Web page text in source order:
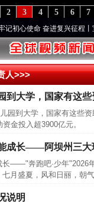
7
6
5
4
3
2
使命 奋进复兴征程丨宝塔
人>>>
到大学，国家有这些
到大学，国家有这些
资金投入超3900亿元。
成长——阿坝州三大
长——"奔跑吧·少年"2026
盛夏，风和日丽，朝气
说明